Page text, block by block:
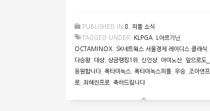
PUBLISHED IN 8. 피플 소식
TAGGED UNDER: KLPGA L아르기닌
OCTAMINOX
SK네트웍스 서울경제 레이디스 클래식
다승왕, 대상, 상금랭킹1위 신인상, 아미노산, 앞으로도_
응원합니다, 옥타미녹스 옥타미녹스피플 우승
조아연프
로
최혜진프로 축하드립니다